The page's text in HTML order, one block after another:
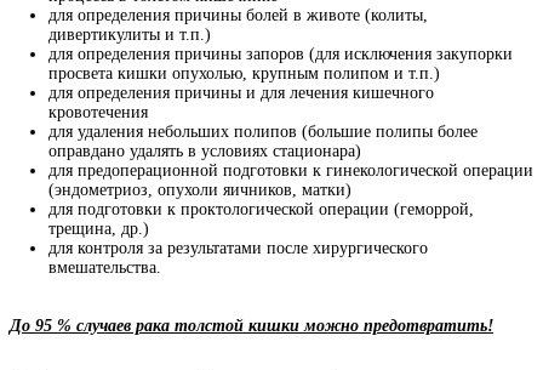
для определения причины болей в животе (колиты,
дивертикулиты и т.п.)
для определения причины запоров (для исключения закупорки
просвета кишки опухолью, крупным полипом и т.п.)
для определения причины и для лечения кишечного
кровотечения
для удаления небольших полипов (большие полипы более
оправдано удалять в условиях стационара)
для предоперационной подготовки к гинекологической операции
(эндометриоз, опухоли яичников, матки)
для подготовки к проктологической операции (геморрой,
трещина, др.)
для контроля за результатами после хирургического
вмешательства.
До 95 % случаев рака толстой кишки можно предотвратить!